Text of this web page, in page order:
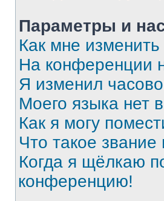
Параметры и
Как мне
На конференции
Я изменил
Моего языка нет
Как я могу
Что такое звание
Когда я щёлкаю
конференцию!